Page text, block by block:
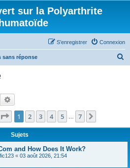
sur la Polyarthrite
Connexion
S’enregistrer
sans réponse
c
Rechercher
Page 1sur7
1 2 3 4 5 7
Sujets
and How Does It Work?
« 03 août 2026, 21:54